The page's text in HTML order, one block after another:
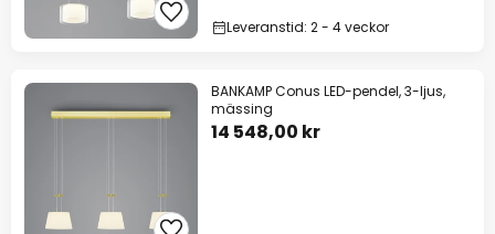
Leveranstid: 2 - 4 veckor
BANKAMP Conus LED-pendel, 3-ljus,
mässing
14 548,00 kr